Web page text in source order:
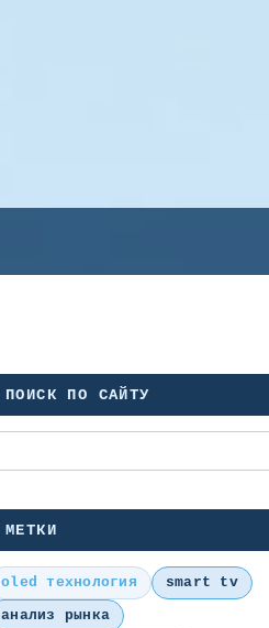
ПОИСК ПО САЙТУ
МЕТКИ
oled технология
smart tv
анализ рынка